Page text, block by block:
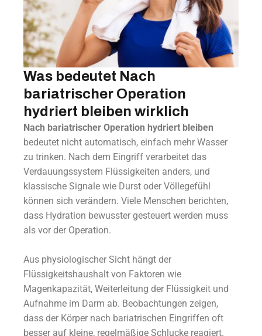
Was bedeutet Nach
bariatrischer Operation
hydriert bleiben wirklich
Nach bariatrischer Operation hydriert bleiben
bedeutet nicht automatisch, einfach mehr Wasser
zu trinken. Nach dem Eingriff verarbeitet das
Verdauungssystem Flüssigkeiten anders, und
klassische Signale wie Durst oder Völlegefühl
können sich verändern. Viele Menschen berichten,
dass Hydration bewusster gesteuert werden muss
als vor der Operation.
Aus physiologischer Sicht hängt der
Flüssigkeitshaushalt von Faktoren wie
Magenkapazität, Weiterleitung der Flüssigkeit und
Aufnahme im Darm ab. Beobachtungen zeigen,
dass der Körper nach bariatrischen Eingriffen oft
besser auf kleine, regelmäßige Schlucke reagiert.